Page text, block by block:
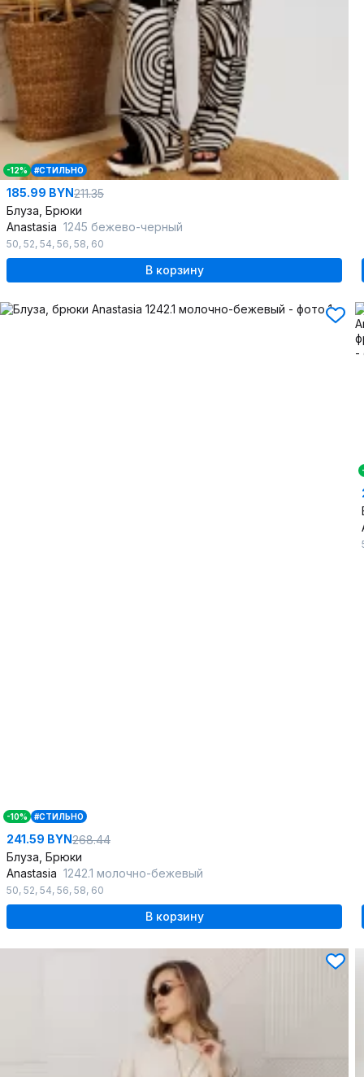
-12% #СТИЛЬНО
185.99 BYN211.35
Блуза, Брюки
Anastasia 1245 бежево-черный
50, 52, 54, 56, 58, 60
В корзину
-10% #СТИЛЬНО
241.59 BYN268.44
Блуза, Брюки
Anastasia 1242.1 молочно-бежевый
50, 52, 54, 56, 58, 60
В корзину